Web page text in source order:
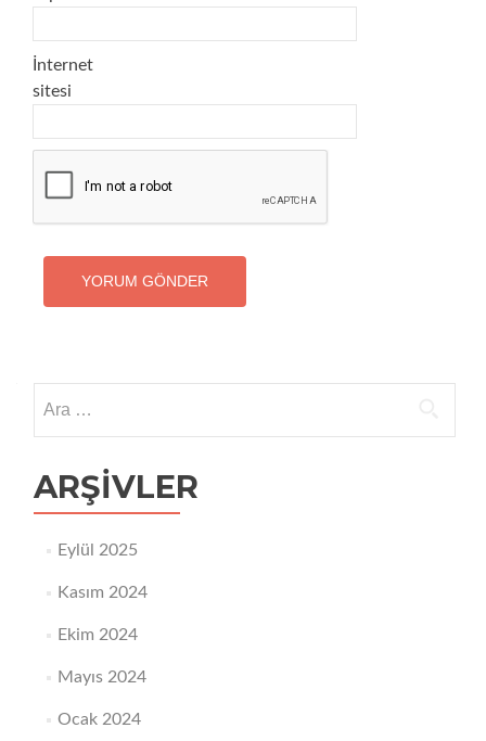
İnternet
sitesi
ARŞIVLER
Eylül 2025
Kasım 2024
Ekim 2024
Mayıs 2024
Ocak 2024